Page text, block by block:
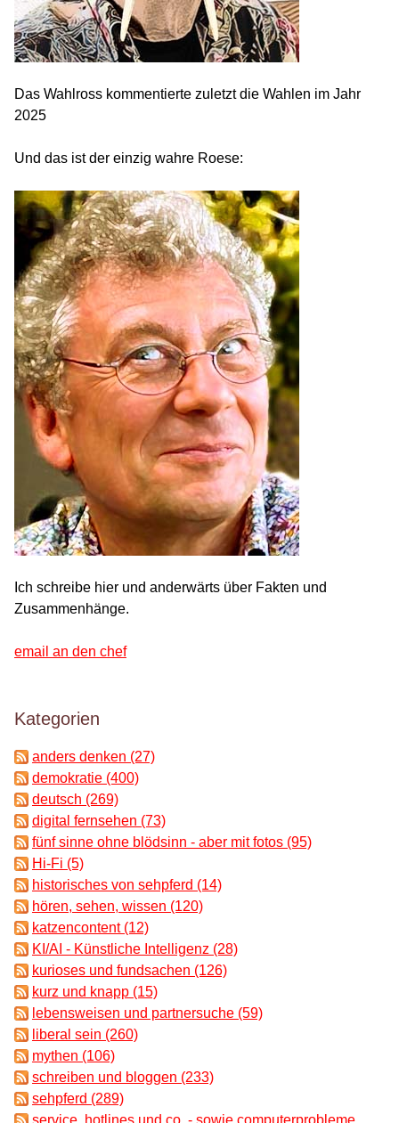
Das Wahlross kommentierte zuletzt die Wahlen im Jahr
2025
Und das ist der einzig wahre Roese:
Ich schreibe hier und anderwärts über Fakten und
Zusammenhänge.
email an den chef
Kategorien
anders denken (27)
demokratie (400)
deutsch (269)
digital fernsehen (73)
fünf sinne ohne blödsinn - aber mit fotos (95)
Hi-Fi (5)
historisches von sehpferd (14)
hören, sehen, wissen (120)
katzencontent (12)
KI/AI - Künstliche Intelligenz (28)
kurioses und fundsachen (126)
kurz und knapp (15)
lebensweisen und partnersuche (59)
liberal sein (260)
mythen (106)
schreiben und bloggen (233)
sehpferd (289)
service, hotlines und co. - sowie computerprobleme